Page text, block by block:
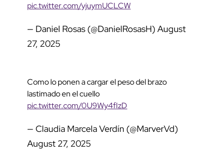
pic.twitter.com/yjuymUCLCW
— Daniel Rosas (@DanielRosasH) August
27, 2025
Como lo ponen a cargar el peso del brazo
lastimado en el cuello
pic.twitter.com/0U9Wy4fIzD
— Claudia Marcela Verdín (@MarverVd)
August 27, 2025